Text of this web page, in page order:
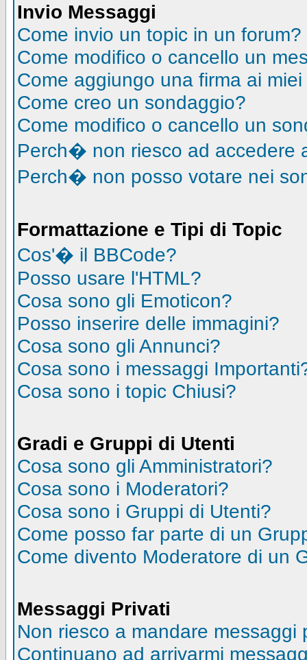
Invio Messaggi
Come invio un topic in un forum?
Come modifico o cancello un
Come aggiungo una firma ai
Come creo un sondaggio?
Come modifico o cancello un
Perch� non riesco ad accedere
Perch� non posso votare nei
Formattazione e Tipi di Topic
Cos'� il BBCode?
Posso usare l'HTML?
Cosa sono gli Emoticon?
Posso inserire delle immagini?
Cosa sono gli Annunci?
Cosa sono i messaggi
Cosa sono i topic Chiusi?
Gradi e Gruppi di Utenti
Cosa sono gli Amministratori?
Cosa sono i Moderatori?
Cosa sono i Gruppi di Utenti?
Come posso far parte di un
Come divento Moderatore di un
Messaggi Privati
Non riesco a mandare messaggi
Continuano ad arrivarmi